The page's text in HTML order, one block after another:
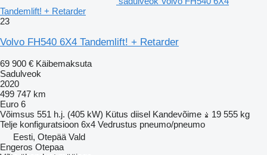
Tandemlift! + Retarder
23
Volvo FH540 6X4 Tandemlift! + Retarder
69 900 € Käibemaksuta
Sadulveok
2020
499 747 km
Euro 6
Võimsus 551 h.j. (405 kW) Kütus diisel Kandevõime
19 555 kg
Telje konfiguratsioon 6x4 Vedrustus pneumo/pneumo
Eesti, Otepää Vald
Engeros Otepaa